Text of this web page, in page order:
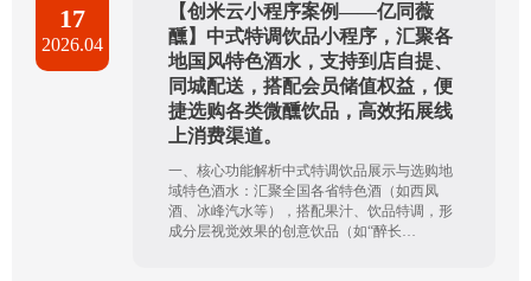
17
2026.04
【创米云小程序案例——亿同薇
醺】中式特调饮品小程序，汇聚各
地国风特色酒水，支持到店自提、
同城配送，搭配会员储值权益，便
捷选购各类微醺饮品，高效拓展线
上消费渠道。
一、核心功能解析中式特调饮品展示与选购地
域特色酒水：汇聚全国各省特色酒（如西凤
酒、冰峰汽水等），搭配果汁、饮品特调，形
成分层视觉效果的创意饮品（如“醉长